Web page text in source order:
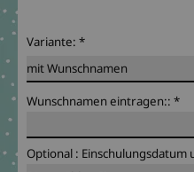
Variante: *
Wunschnamen eintragen:: *
Optional :